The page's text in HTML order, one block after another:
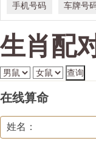
手机号码 车牌号
生肖配
在线算命
姓名：